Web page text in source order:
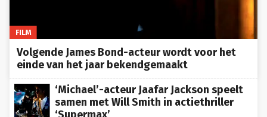
FILM
Volgende James Bond-acteur wordt voor het
einde van het jaar bekendgemaakt
‘Michael’-acteur Jaafar Jackson speelt
samen met Will Smith in actiethriller
‘Supermax’